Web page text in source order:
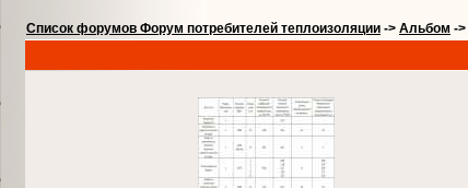
Список форумов Форум потребителей теплоизоляции -> Альбом ->